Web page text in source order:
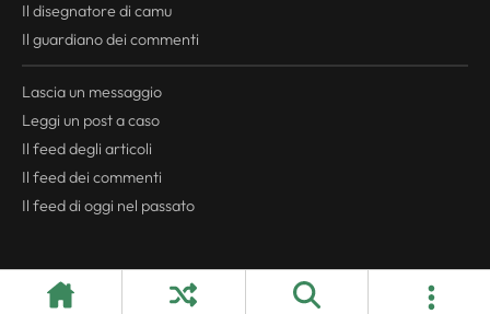
Il disegnatore di camu
Il guardiano dei commenti
Lascia un messaggio
Leggi un post a caso
Il feeddegli articoli
Il feeddei commenti
Il feeddi oggi nel passato